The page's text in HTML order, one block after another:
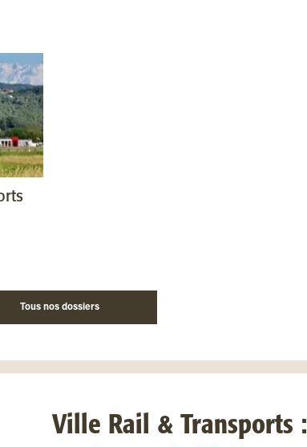
Tous nos dossiers
Ville Rail & Transports :